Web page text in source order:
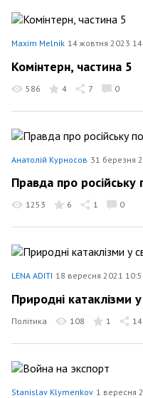
Maxim Melnik 14 жовтня 2023
Комінтерн, частина 5
586 4 7 0
Анатолій Курносов 31 березня
Правда про російську
1253 6 1 0
LENA ADITI 18 вересня 2021
Природні катаклізми
Політика 108 1 14
Stanislav Klymenkov 1 вересня